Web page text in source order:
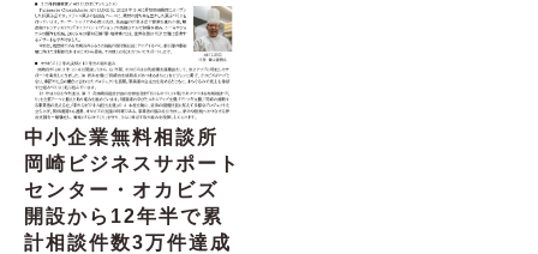
中小企業無料相談所
岡崎ビジネスサポート
センター・オカビズ
開設から12年半で累
計相談件数3万件達成